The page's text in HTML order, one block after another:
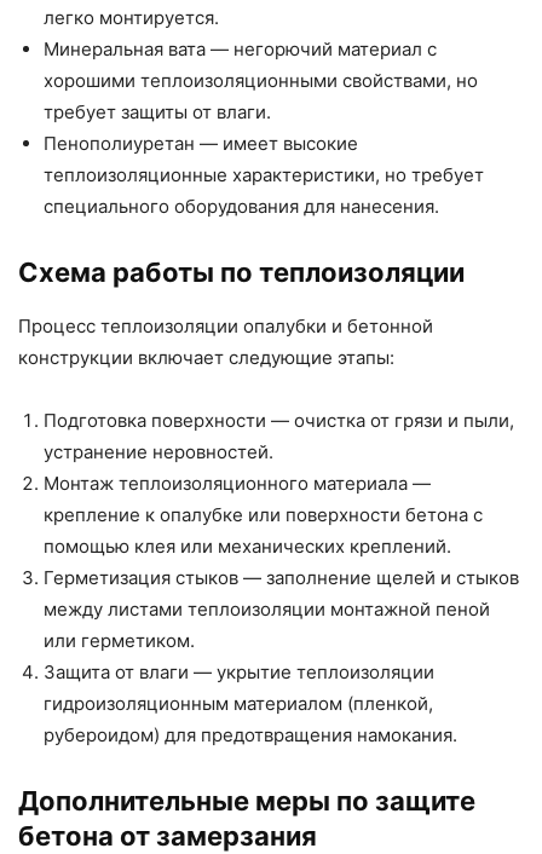
легко монтируется.
Минеральная вата — негорючий материал с
хорошими теплоизоляционными свойствами, но
требует защиты от влаги.
Пенополиуретан — имеет высокие
теплоизоляционные характеристики, но требует
специального оборудования для нанесения.
Схема работы по теплоизоляции
Процесс теплоизоляции опалубки и бетонной
конструкции включает следующие этапы:
Подготовка поверхности — очистка от грязи и пыли,
устранение неровностей.
Монтаж теплоизоляционного материала —
крепление к опалубке или поверхности бетона с
помощью клея или механических креплений.
Герметизация стыков — заполнение щелей и стыков
между листами теплоизоляции монтажной пеной
или герметиком.
Защита от влаги — укрытие теплоизоляции
гидроизоляционным материалом (пленкой,
рубероидом) для предотвращения намокания.
Дополнительные меры по защите
бетона от замерзания